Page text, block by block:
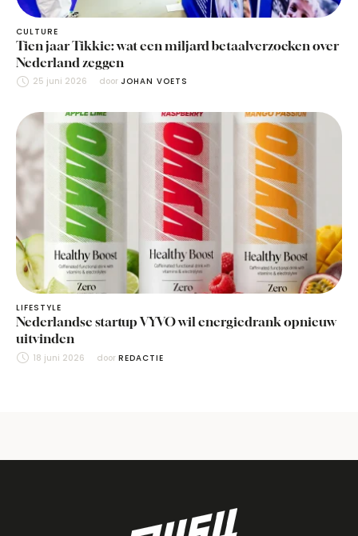
CULTURE
Tien jaar Tikkie: wat een miljard betaalverzoeken over
Nederland zeggen
25 juni 2026 door JOHAN VOETS
LIFESTYLE
Nederlandse startup VYVO wil energiedrank opnieuw
uitvinden
18 juni 2026 door REDACTIE